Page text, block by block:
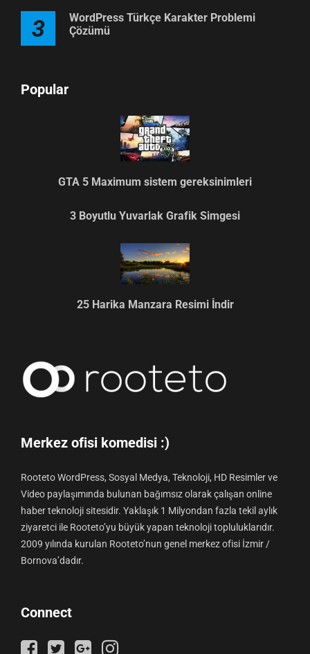
3
WordPress Türkçe Karakter Problemi
Çözümü
Popular
GTA 5 Maximum sistem gereksinimleri
3 Boyutlu Yuvarlak Grafik Simgesi
25 Harika Manzara Resimi İndir
Merkez ofisi komedisi :)
Rooteto WordPress, Sosyal Medya, Teknoloji, HD Resimler ve
Video paylaşımında bulunan bağımsız olarak çalışan online
haber teknoloji sitesidir. Yaklaşık 1 Milyondan fazla tekil aylık
ziyaretci ile Rooteto’yu büyük yapan teknoloji topluluklarıdır.
2009 yılında kurulan Rooteto’nun genel merkez ofisi İzmir /
Bornova’dadır.
Connect